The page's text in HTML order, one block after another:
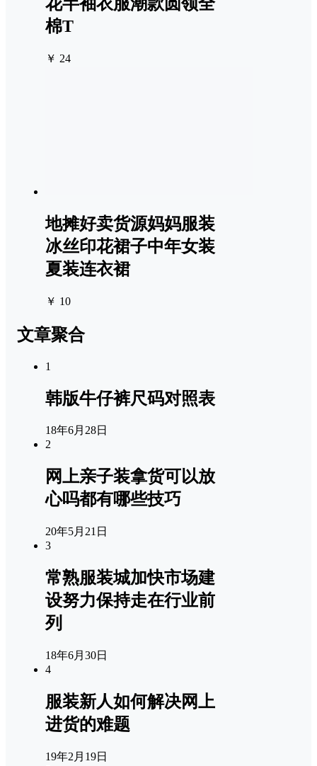
棉T
￥ 24
地摊好卖货源妈妈服装
冰丝印花裙子中年女装
夏装连衣裙
￥ 10
文章聚合
1
韩版牛仔裤尺码对照表
18年6月28日
2
网上亲子装拿货可以放
心吗都有哪些技巧
20年5月21日
3
常熟服装城加快市场建
设努力保持走在行业前
列
18年6月30日
4
服装新人如何解决网上
进货的难题
19年2月19日